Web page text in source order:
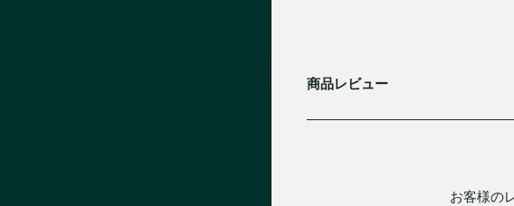
商品レビュー
お客様の